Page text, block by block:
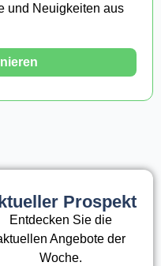
und Neuigkeiten aus
Prospekt
Entdecken Sie die
Angebote der
Woche.